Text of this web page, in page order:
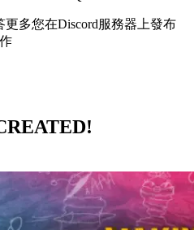
多您在Discord服務器上發布